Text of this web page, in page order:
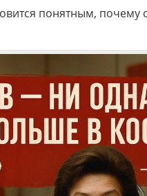
понятным, почему